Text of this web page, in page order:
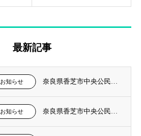
最新記事
お知らせ 奈良県香芝市中央公民館 社会教育事業 2026年前期 韓国語入門講座を担当
お知らせ 奈良県香芝市中央公民館 社会教育事業 2025年前期 韓国語入門講座を担当